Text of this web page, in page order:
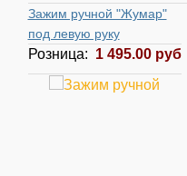
Зажим ручной "Жумар"
под левую руку
Розница: 1 495.00 руб